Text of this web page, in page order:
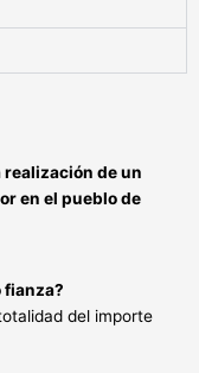
realización de un
en el pueblo de
fianza?
del importe